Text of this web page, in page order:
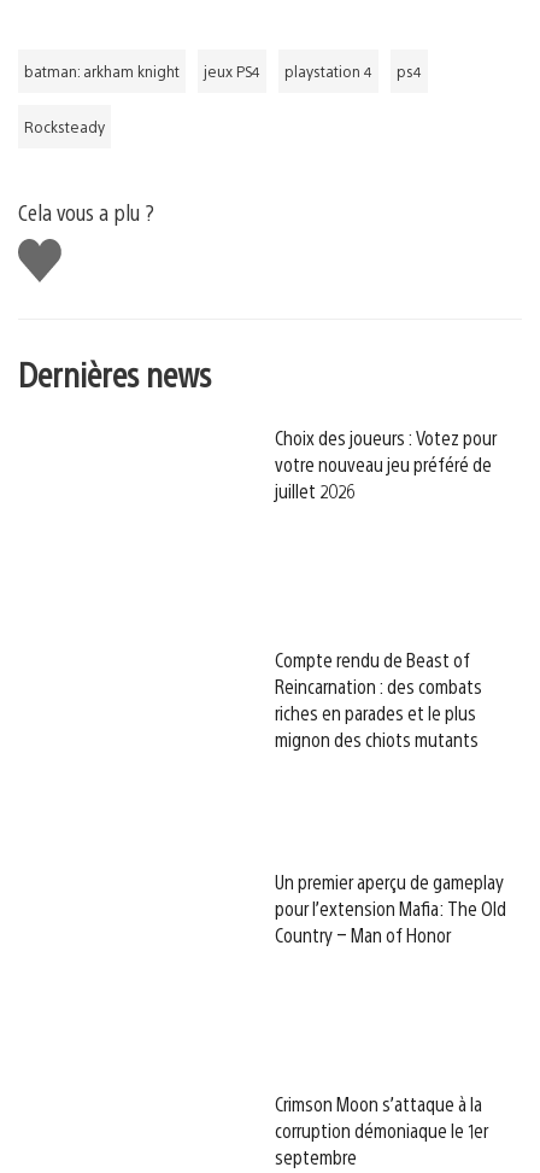
batman: arkham knight jeux PS4 playstation 4 ps4
Rocksteady
Cela vous a plu ?
J'aime
Dernières news
Choix des joueurs : Votez pour
votre nouveau jeu préféré de
juillet 2026
Compte rendu de Beast of
Reincarnation : des combats
riches en parades et le plus
mignon des chiots mutants
Un premier aperçu de gameplay
pour l’extension Mafia: The Old
Country – Man of Honor
Crimson Moon s’attaque à la
corruption démoniaque le 1er
septembre